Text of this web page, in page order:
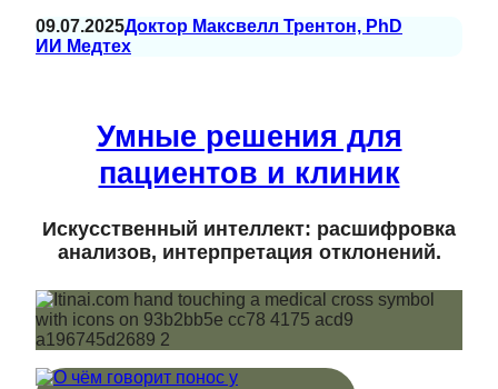
09.07.2025Доктор Максвелл Трентон, PhD
ИИ Медтех
Умные решения для
пациентов и клиник
Искусственный интеллект: расшифровка
анализов, интерпретация отклонений.